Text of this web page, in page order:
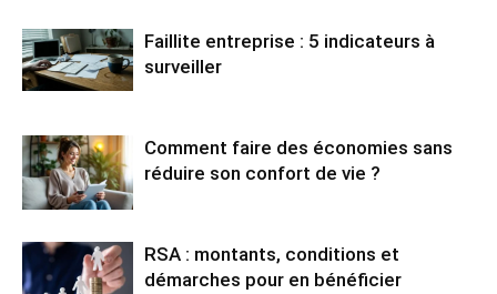
Faillite entreprise : 5 indicateurs à
surveiller
Comment faire des économies sans
réduire son confort de vie ?
RSA : montants, conditions et
démarches pour en bénéficier